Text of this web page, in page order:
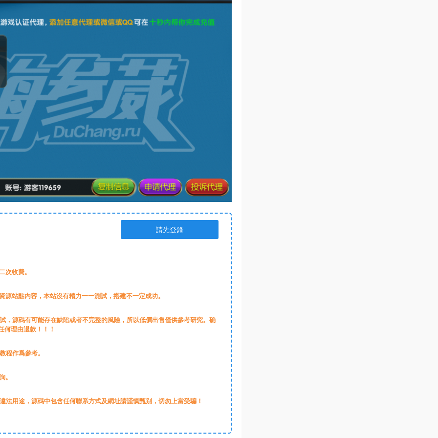
請先登錄
收費。
站點内容，本站沒有精力一一測試，搭建不一定成功。
，源碼有可能存在缺陷或者不完整的風險，所以低價出售僅供參考研究。确
何理由退款！！！
程作爲參考。
。
用途，源碼中包含任何聯系方式及網址請謹慎甄别，切勿上當受騙！